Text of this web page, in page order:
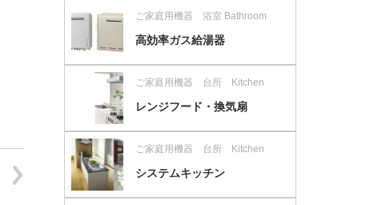
ご家庭用機器 浴室 Bathroom
高効率ガス給湯器
ご家庭用機器 台所 Kitchen
レンジフード・換気扇
ご家庭用機器 台所 Kitchen
システムキッチン